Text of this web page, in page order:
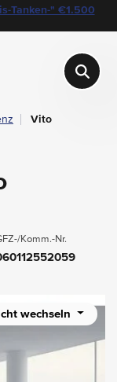
Tanken-" €1.500
Vito
Komm.-Nr.
wechseln